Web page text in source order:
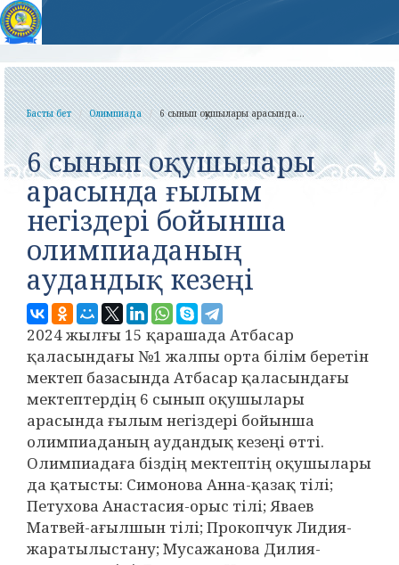
Басты бет Олимпиада 6 сынып оқушылары арасында...
6 сынып оқушылары
арасында ғылым
негіздері бойынша
олимпиаданың
аудандық кезеңі
2024 жылғы 15 қарашада Атбасар
қаласындағы №1 жалпы орта білім беретін
мектеп базасында Атбасар қаласындағы
мектептердің 6 сынып оқушылары
арасында ғылым негіздері бойынша
олимпиаданың аудандық кезеңі өтті.
Олимпиадаға біздің мектептің оқушылары
да қатысты: Симонова Анна-қазақ тілі;
Петухова Анастасия-орыс тілі; Яваев
Матвей-ағылшын тілі; Прокопчук Лидия-
жаратылыстану; Мусажанова Дилия-